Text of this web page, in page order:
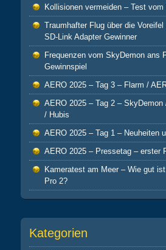
Kollisionen vermeiden – Test
Traumhafter Flug über die
SD-Link Adapter Gewinner
Frequenzen vom SkyDemon ans
Gewinnspiel
AERO 2025 – Tag 3 – Flarm /
AERO 2025 – Tag 2 –
/ Hubis
AERO 2025 – Tag 1 – Neuheiten
AERO 2025 – Pressetag – erster
Kameratest am Meer – Wie gut
Pro 2?
Kategorien